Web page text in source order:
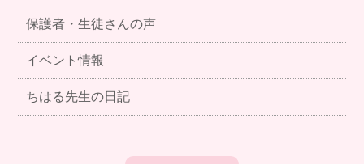
保護者・生徒さんの声
イベント情報
ちはる先生の日記